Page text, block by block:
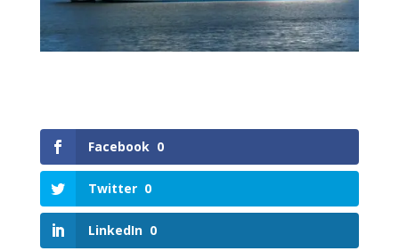
Facebook 0
Twitter 0
LinkedIn 0